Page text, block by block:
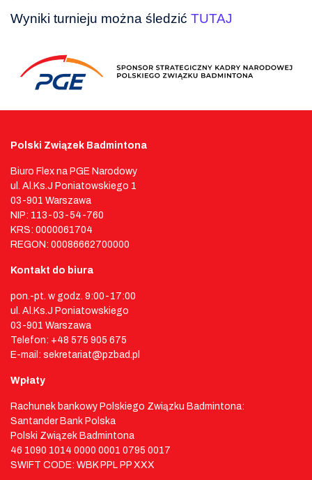
Wyniki turnieju można śledzić TUTAJ
Polski Związek Badmintona
Biuro Flex na PGE Narodowy
ul. Al.Ks.J Poniatowskiego 1
03-901 Warszawa
NIP: 113-03-54-760
KRS: 0000061704
REGON: 00086662700000
Kontakt do biura
pon.-pt. w godz. 9:00-17:00
ul. Al.Ks.J Poniatowskiego
03-901 Warszawa
Telefon: +48 575 905 675
E-mail: sekretariat@pzbad.pl
Wpłaty
Rachunek bankowy Polskiego Związku Badmintona:
Santander Bank Polska
Polski Związek Badmintona
46 1090 1014 0000 0001 0795 0017
SWIFT CODE: WBK PPL PP XXX